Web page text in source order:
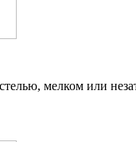
мелком или